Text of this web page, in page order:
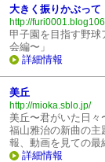
大きく振りかぶって
http://
甲子園を目指す野
会編〜」
詳細情報
美丘
http://mioka.sblo.jp/
美丘〜君がいた日
福山雅治の新曲の主
報、動画を見ての最
詳細情報